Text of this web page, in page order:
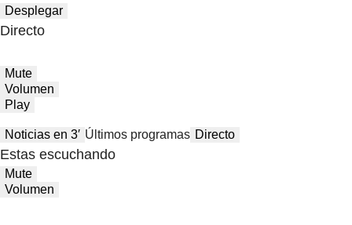
Desplegar
Directo
Mute
Volumen
Play
Noticias en 3′ Últimos programas Directo
Estas escuchando
Mute
Volumen